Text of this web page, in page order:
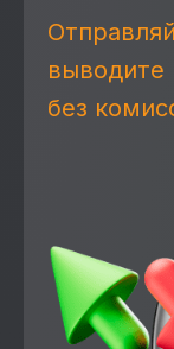
выводите
без